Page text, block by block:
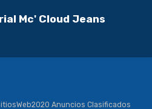
Mc' Cloud Jeans